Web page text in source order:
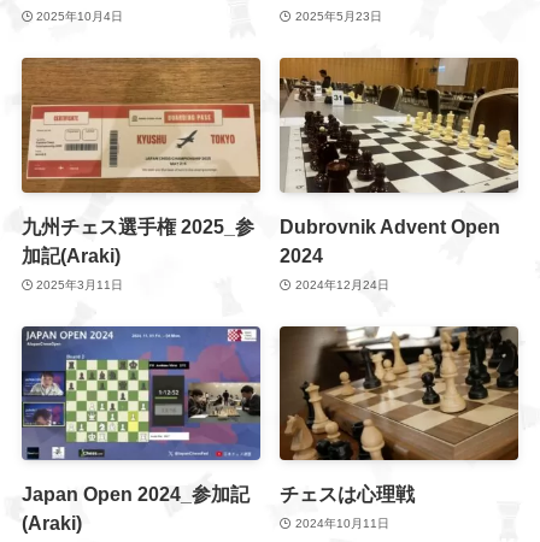
2025年10月4日 2025年5月23日
九州チェス選手権 2025_参
加記(Araki)
2025年3月11日
Dubrovnik Advent Open
2024
2024年12月24日
Japan Open 2024_参加記
(Araki)
チェスは心理戦
2024年10月11日